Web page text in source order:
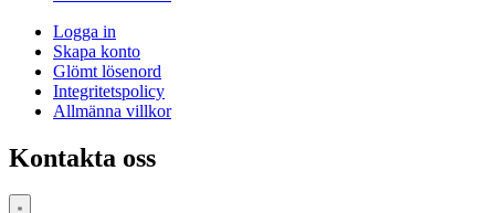
Logga in
Skapa konto
Glömt lösenord
Integritetspolicy
Allmänna villkor
Kontakta oss